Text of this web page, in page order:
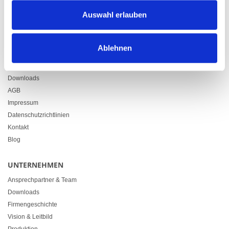
Auswahl erlauben
Ablehnen
Zürcherstrasse 37
LINKS
Downloads
AGB
Impressum
Datenschutzrichtlinien
Kontakt
Blog
UNTERNEHMEN
Ansprechpartner & Team
Downloads
Firmengeschichte
Vision & Leitbild